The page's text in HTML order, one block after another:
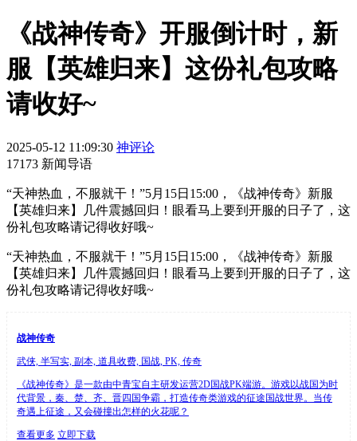
《战神传奇》开服倒计时，新
服【英雄归来】这份礼包攻略
请收好~
2025-05-12 11:09:30 神评论
17173 新闻导语
“天神热血，不服就干！”5月15日15:00，《战神传奇》新服
【英雄归来】几件震撼回归！眼看马上要到开服的日子了，这
份礼包攻略请记得收好哦~
“天神热血，不服就干！”5月15日15:00，《战神传奇》新服
【英雄归来】几件震撼回归！眼看马上要到开服的日子了，这
份礼包攻略请记得收好哦~
战神传奇
武侠, 半写实, 副本, 道具收费, 国战, PK, 传奇
《战神传奇》是一款由中青宝自主研发运营2D国战PK端游。游戏以战国为时
代背景，秦、楚、齐、晋四国争霸，打造传奇类游戏的征途国战世界。当传
奇遇上征途，又会碰撞出怎样的火花呢？
查看更多 立即下载